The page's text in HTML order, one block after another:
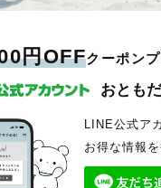
円OFFクーポン
おとも
LINE公式ア
お得な情報を